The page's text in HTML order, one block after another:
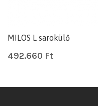
MILOS L sarokülő
492.660 Ft